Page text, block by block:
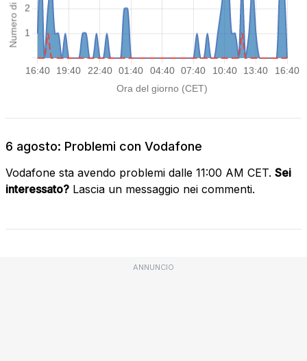
6 agosto: Problemi con Vodafone
Vodafone sta avendo problemi dalle 11:00 AM CET. Sei
interessato? Lascia un messaggio nei commenti.
ANNUNCIO